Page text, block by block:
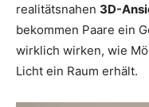
realitätsnahen 3D-
bekommen Paare ein
wirklich wirken, wie
Licht ein Raum erhält.